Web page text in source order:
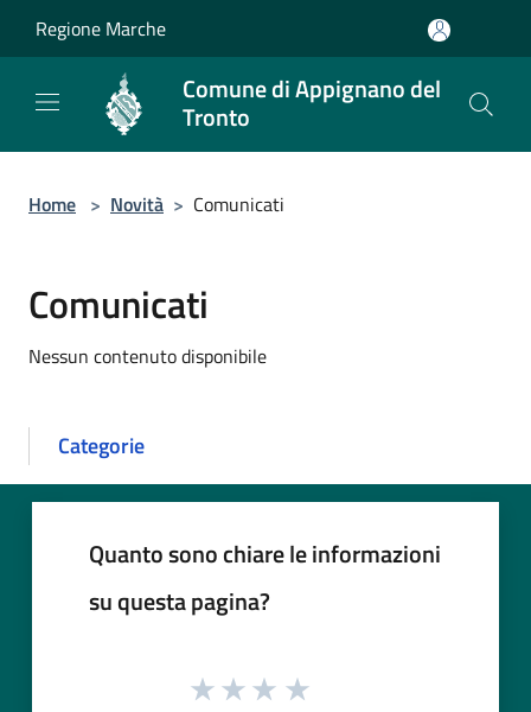
Regione Marche
Comune di Appignano del
Tronto
Home > Novità > Comunicati
Comunicati
Nessun contenuto disponibile
Categorie
Quanto sono chiare le informazioni
su questa pagina?